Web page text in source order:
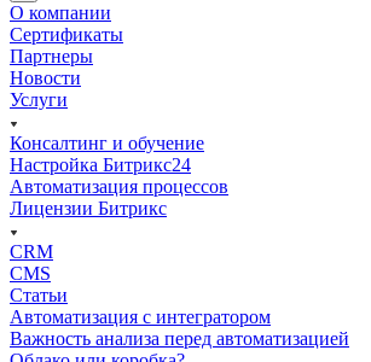
О компании
Сертификаты
Партнеры
Новости
Услуги
Консалтинг и обучение
Настройка Битрикс24
Автоматизация процессов
Лицензии Битрикс
CRM
CMS
Статьи
Автоматизация с интегратором
Важность анализа перед автоматизацией